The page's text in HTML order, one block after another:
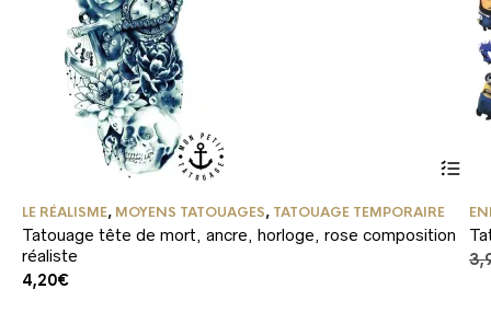
LE RÉALISME, MOYENS TATOUAGES, TATOUAGE TEMPORAIRE
Tatouage tête de mort, ancre, horloge, rose composition
réaliste
4,20€